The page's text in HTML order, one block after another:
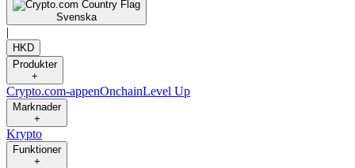
Svenska
|
HKD
Produkter
+
Crypto.com-appenOnchainLevel Up
Marknader
+
Krypto
Funktioner
+